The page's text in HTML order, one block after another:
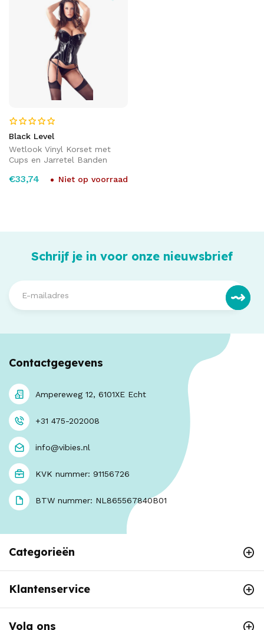
Black Level
Wetlook Vinyl Korset met
Cups en Jarretel Banden
€33,74 Niet op voorraad
Schrijf je in voor onze nieuwsbrief
Contactgegevens
Ampereweg 12, 6101XE Echt
+31 475-202008
info@vibies.nl
KVK nummer: 91156726
BTW nummer: NL865567840B01
Categorieën
Klantenservice
Volg ons